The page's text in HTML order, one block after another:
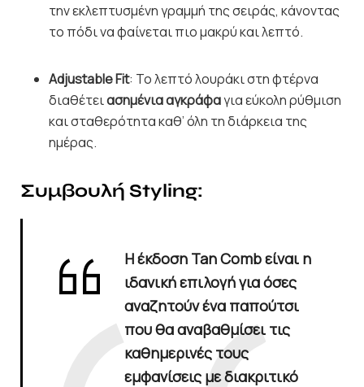
την εκλεπτυσμένη γραμμή της σειράς, κάνοντας
το πόδι να φαίνεται πιο μακρύ και λεπτό.
Adjustable Fit: Το λεπτό λουράκι στη φτέρνα
διαθέτειασημένια αγκράφαγια εύκολη ρύθμιση
και σταθερότητα καθ’ όλη τη διάρκεια της
ημέρας.
Συμβουλή Styling:
Η έκδοση Tan Combείναι η
ιδανική επιλογή για όσες
αναζητούν ένα παπούτσι
που θα αναβαθμίσει τις
καθημερινές τους
εμφανίσεις με διακριτικό